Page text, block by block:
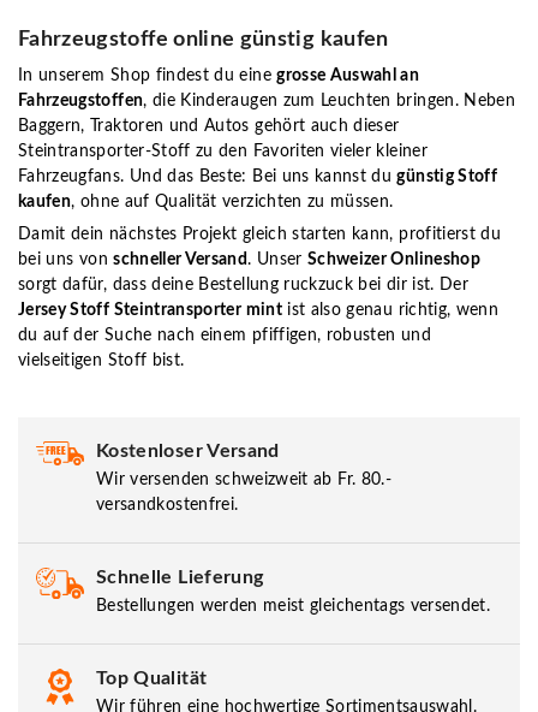
Fahrzeugstoffe online günstig kaufen
In unserem Shop findest du einegrosse Auswahl an
Fahrzeugstoffen, die Kinderaugen zum Leuchten bringen. Neben
Baggern, Traktoren und Autos gehört auch dieser
Steintransporter-Stoff zu den Favoriten vieler kleiner
Fahrzeugfans. Und das Beste: Bei uns kannst dugünstig Stoff
kaufen, ohne auf Qualität verzichten zu müssen.
Damit dein nächstes Projekt gleich starten kann, profitierst du
bei uns vonschneller Versand. Unser Schweizer Onlineshop
sorgt dafür, dass deine Bestellung ruckzuck bei dir ist. Der
Jersey Stoff Steintransporter mintist also genau richtig, wenn
du auf der Suche nach einem pfiffigen, robusten und
vielseitigen Stoff bist.
Kostenloser Versand
Wir versenden schweizweit ab Fr. 80.-
versandkostenfrei.
Schnelle Lieferung
Bestellungen werden meist gleichentags versendet.
Top Qualität
Wir führen eine hochwertige Sortimentsauswahl.